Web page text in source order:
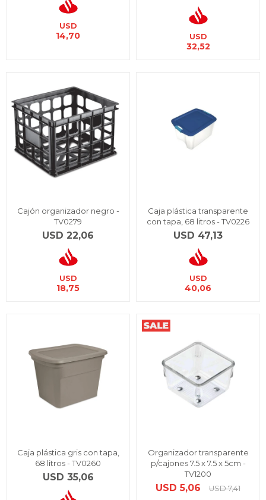
USD
14,70 USD
32,52
Cajón organizador negro -
TV0279
USD 22,06
USD
18,75
Caja plástica transparente
con tapa, 68 litros - TV0226
USD 47,13
USD
40,06
Caja plástica gris con tapa,
68 litros - TV0260
USD 35,06
Organizador transparente
p/cajones 7.5 x 7.5 x 5cm -
TV1200
USD 5,06 USD 7,41